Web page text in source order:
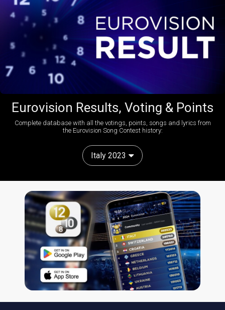
Eurovision Results, Voting & Points
Complete database with all the votings, points, songs and lyrics from
the Eurovision Song Contest history:
Italy 2023